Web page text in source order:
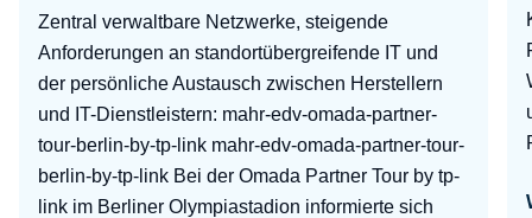
Zentral verwaltbare Netzwerke, steigende
Anforderungen an standortübergreifende IT und
der persönliche Austausch zwischen Herstellern
und IT-Dienstleistern: mahr-edv-omada-partner-
tour-berlin-by-tp-link mahr-edv-omada-partner-tour-
berlin-by-tp-link Bei der Omada Partner Tour by tp-
link im Berliner Olympiastadion informierte sich